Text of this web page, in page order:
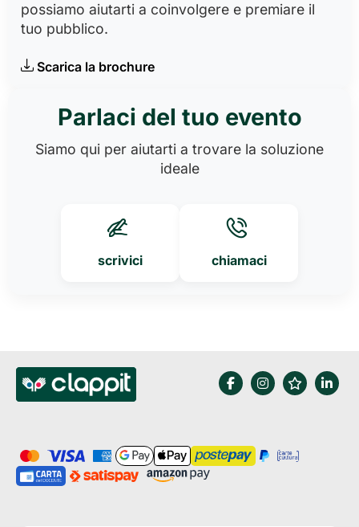
possiamo aiutarti a coinvolgere e premiare il
tuo pubblico.
Scarica la brochure
Parlaci del tuo evento
Siamo qui per aiutarti a trovare la soluzione
ideale
scrivici chiamaci